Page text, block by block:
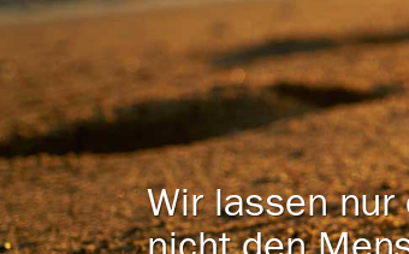
Wir lassen